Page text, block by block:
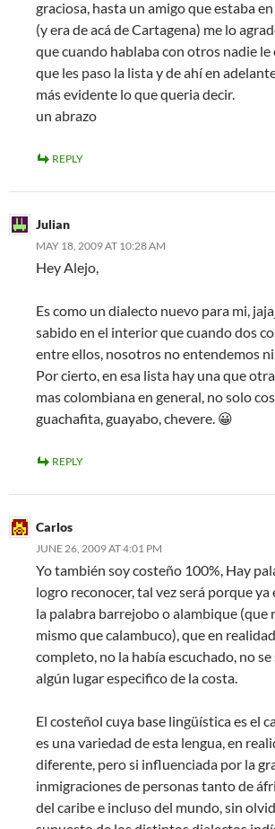
graciosa, hasta un amigo que estaba
(y era de acá de Cartagena) me lo
que cuando hablaba con otros nadie
que les paso la lista y de ahí en
más evidente lo que queria decir.
un abrazo
REPLY
Julian
MAY 18, 2009 AT 10:28 AM
Hey Alejo,
Es como un dialecto nuevo para mi,
sabido en el interior que cuando dos
entre ellos, nosotros no entendemos
Por cierto, en esa lista hay una que
mas colombiana en general, no solo
guachafita, guayabo, chevere. 😀
REPLY
Carlos
JUNE 26, 2009 AT 4:01 PM
Yo también soy costeño 100%, Hay
logro reconocer, tal vez será porque
la palabra barrejobo o alambique (que
mismo que calambuco), que en
completo, no la había escuchado, no se
algún lugar especifico de la costa.
El costeñol cuya base lingüística es el
es una variedad de esta lengua, en
diferente, pero si influenciada por la
inmigraciones de personas tanto de
del caribe e incluso del mundo, sin